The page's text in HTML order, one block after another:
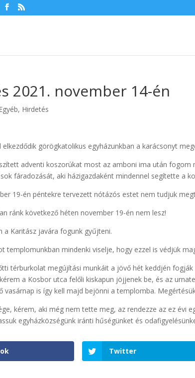
2021. november 14-én
, Hirdetés
elkezdődik görögkatolikus egyházunkban a karácsonyt
adventi koszorúkat most az amboni ima után fogom
fáradozását, aki házigazdaként mindennel segítette a
19-én péntekre tervezett nótázós estet nem tudjuk
ránk következő héten november 19-én nem lesz!
a Karitász javára fogunk gyűjteni.
templomunkban mindenki viselje, hogy ezzel is védjük
térburkolat megújítási munkáit a jövő hét keddjén fogják
a Kosbor utca felőli kiskapun jöjjenek be, és az
vasárnap is így kell majd bejönni a templomba.
kérem, aki még nem tette meg, az rendezze az ez évi
egyházközségünk iránti hűségünket és
Twitter